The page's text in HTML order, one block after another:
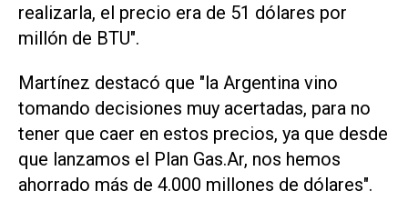
realizarla, el precio era de 51 dólares por
millón de BTU".
Martínez destacó que "la Argentina vino
tomando decisiones muy acertadas, para no
tener que caer en estos precios, ya que desde
que lanzamos el Plan Gas.Ar, nos hemos
ahorrado más de 4.000 millones de dólares".